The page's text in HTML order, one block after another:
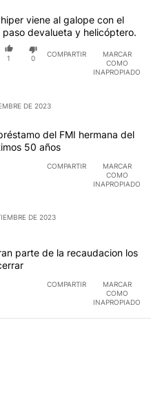
viene al galope con el
devalueta y helicóptero.
1 0
COMPARTIR
MARCAR
COMO
INAPROPIADO
DE 2023
del FMI hermana del
50 años
COMPARTIR
MARCAR
COMO
INAPROPIADO
DE 2023
parte de la recaudacion los
COMPARTIR
MARCAR
COMO
INAPROPIADO